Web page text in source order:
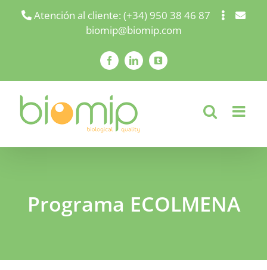
Saltar
Atención al cliente: (+34) 950 38 46 87
biomip@biomip.com
FacebookLinkedIn
X
Programa ECOLMENA